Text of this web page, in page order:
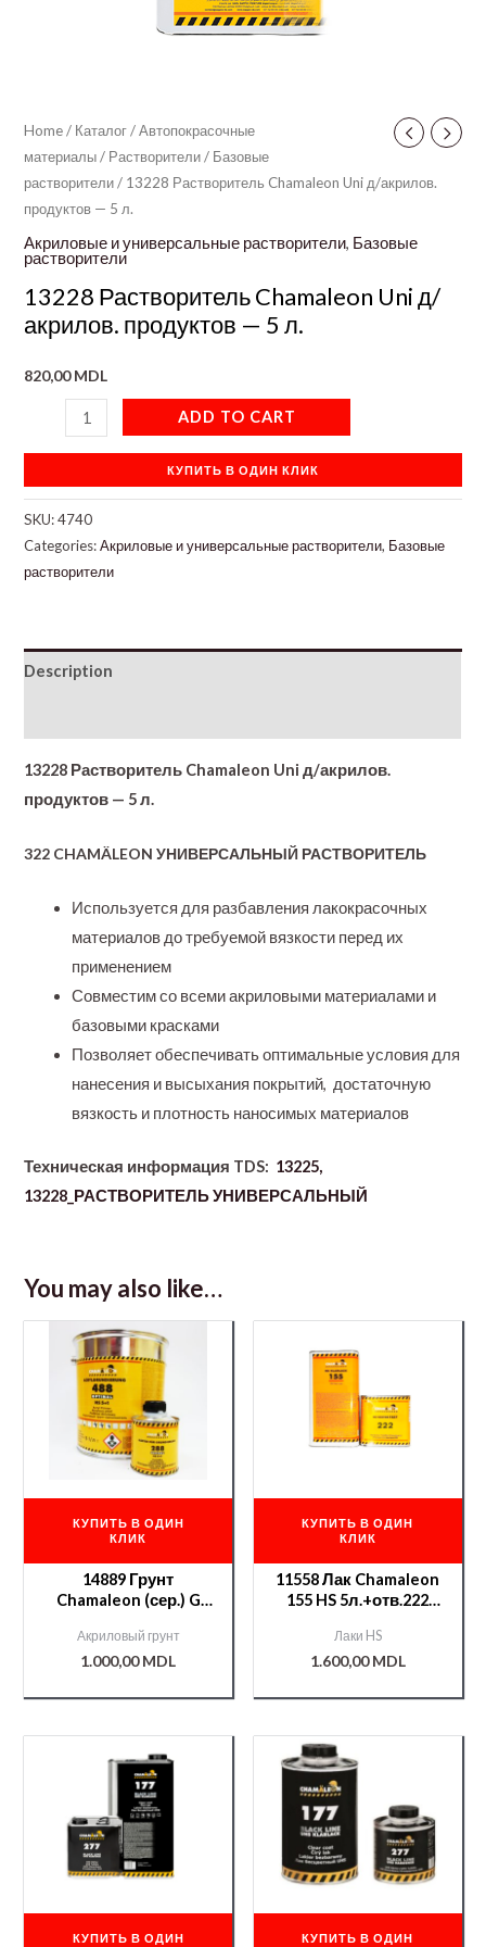
Home/ Каталог/Автопокрасочные
материалы/ Растворители/ Базовые
растворители/ 13228 Растворитель Chamaleon Uni д/акрилов.
продуктов — 5 л.
Акриловые и универсальные растворители, Базовые
растворители
13228 Растворитель Chamaleon Uni д/
акрилов. продуктов — 5 л.
820,00MDL
ADD TO CART
КУПИТЬ В ОДИН КЛИК
SKU:4740
Categories:Акриловые и универсальные растворители, Базовые
растворители
Description
13228 Растворитель Chamaleon Uni д/акрилов.
продуктов — 5 л.
322 CHAMÄLEON УНИВЕРСАЛЬНЫЙ РАСТВОРИТЕЛЬ
Используется для разбавления лакокрасочных
материалов до требуемой вязкости перед их
применением
Совместим со всеми акриловыми материалами и
базовыми красками
Позволяет обеспечивать оптимальные условия для
нанесения и высыхания покрытий, достаточную
вязкость и плотность наносимых материалов
Техническая информация TDS: 13225,
13228_РАСТВОРИТЕЛЬ УНИВЕРСАЛЬНЫЙ
You may also like…
КУПИТЬ В ОДИН
КЛИК
14889 Грунт
Chamaleon (сер.) G
Акриловый грунт
1.000,00MDL
КУПИТЬ В ОДИН
КЛИК
11558 Лак Chamaleon
155 HS 5л.+отв.222
Лаки HS
1.600,00MDL
КУПИТЬ В ОДИН
КУПИТЬ В ОДИН